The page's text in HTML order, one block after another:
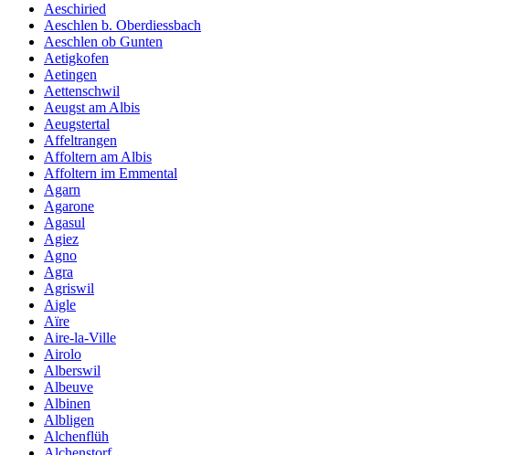
Aeschiried
Aeschlen b. Oberdiessbach
Aeschlen ob Gunten
Aetigkofen
Aetingen
Aettenschwil
Aeugst am Albis
Aeugstertal
Affeltrangen
Affoltern am Albis
Affoltern im Emmental
Agarn
Agarone
Agasul
Agiez
Agno
Agra
Agriswil
Aigle
Aïre
Aire-la-Ville
Airolo
Alberswil
Albeuve
Albinen
Albligen
Alchenflüh